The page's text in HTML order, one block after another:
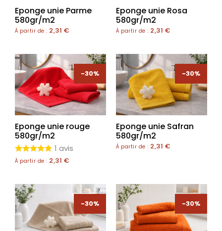
Eponge unie Parme
580gr/m2
À partir de : 2,31 €
Eponge unie Rosa
580gr/m2
À partir de : 2,31 €
-30%
Eponge unie rouge
580gr/m2
1 avis
À partir de : 2,31 €
-30%
Eponge unie Safran
580gr/m2
À partir de : 2,31 €
-30% -30%